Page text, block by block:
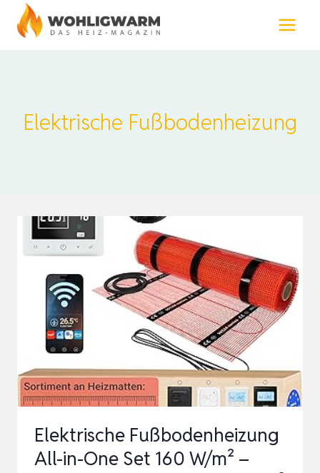
Zum
Inhalt
Elektrische Fußbodenheizung
Elektrische Fußbodenheizung
All-in-One Set 160 W/m² –